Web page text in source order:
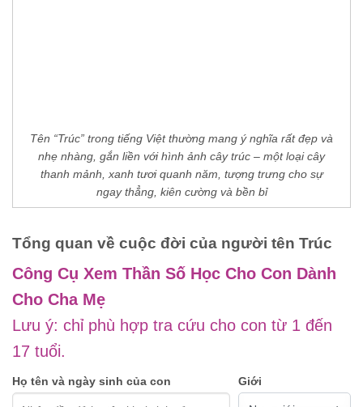
Tên “Trúc” trong tiếng Việt thường mang ý nghĩa rất đẹp và
nhẹ nhàng, gắn liền với hình ảnh cây trúc – một loại cây
thanh mảnh, xanh tươi quanh năm, tượng trưng cho sự
ngay thẳng, kiên cường và bền bỉ
Tổng quan về cuộc đời của người tên Trúc
Công Cụ Xem Thần Số Học Cho Con Dành
Cho Cha Mẹ
Lưu ý: chỉ phù hợp tra cứu cho con từ 1 đến
17 tuổi.
Họ tên và ngày sinh của con Giới